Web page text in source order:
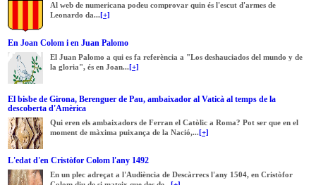
Al web de numericana podeu comprovar quin és l'escut d'armes de
Leonardo da... [+]
En Joan Colom i en Juan Palomo
El Juan Palomo a qui es fa referència a "Los deshauciados del mundo y de
la gloria", és en Joan... [+]
El bisbe de Girona, Berenguer de Pau, ambaixador al Vaticà al temps de la
descoberta d'Amèrica
Qui eren els ambaixadors de Ferran el Catòlic a Roma? Pot ser que en el
moment de màxima puixança de la Nació,... [+]
L'edat d'en Cristòfor Colom l'any 1492
En un plec adreçat a l'Audiència de Descàrrecs l'any 1504, en Cristòfor